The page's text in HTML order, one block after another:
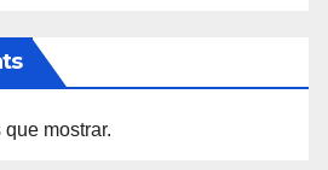
mostrar.